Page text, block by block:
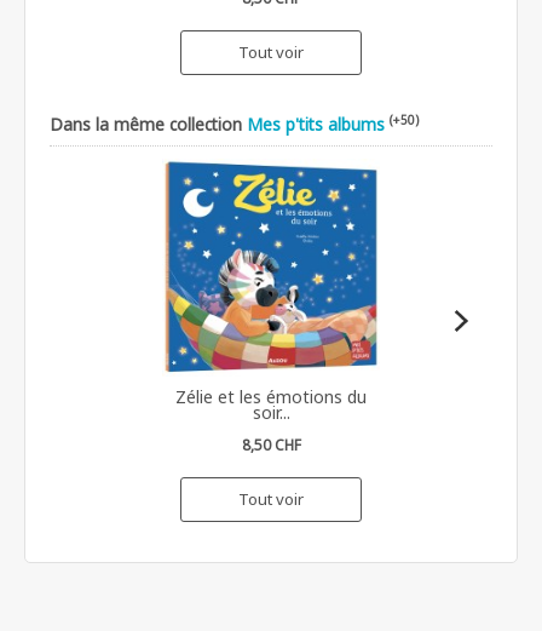
Tout voir
Dans la même collection Mes p'tits albums (+50)
Zélie et les émotions du
soir...
8,50 CHF
Tout voir